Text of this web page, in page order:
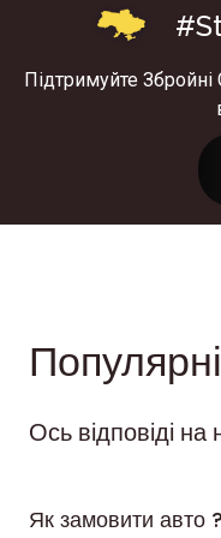
Підтримуйте Збройні
Ось відповіді
Як замовити авто ?